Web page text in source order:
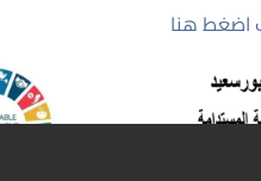
اضغط هنا